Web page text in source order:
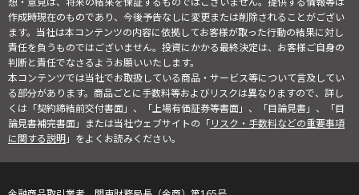
作成時現在のものであり、今後予告なしに変更または削除されることがござい
ます。当社は本コンテンツの内容に依拠してお客様が取った行動の結果に対し
責任を負うものではございません。投資にかかる最終決定は、お客様ご自身の
判断と責任でなさるようお願いいたします。
本コンテンツでは当社でお取扱している商品・サービス等について言及してい
る部分があります。商品ごとに手数料等およびリスクは異なりますので、詳し
くは「契約締結前交付書面」、「上場有価証券等書面」、「目論見書」、「目
論見書補完書面」または当社ウェブサイトの「リスク・手数料などの重要事項
に関する説明」をよくお読みください。